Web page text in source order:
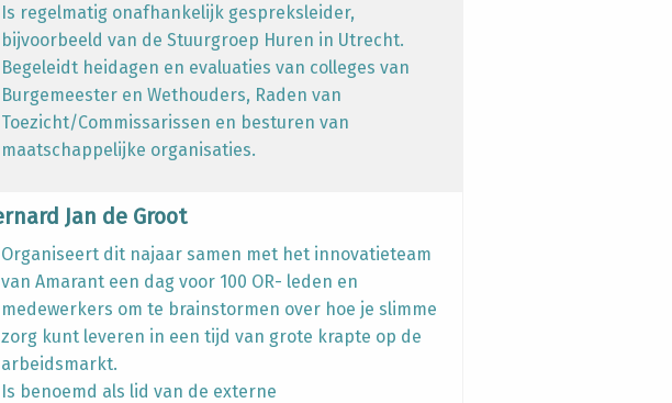
Is regelmatig onafhankelijk gespreksleider,
bijvoorbeeld van de Stuurgroep Huren in Utrecht.
Begeleidt heidagen en evaluaties van colleges van
Burgemeester en Wethouders, Raden van
Toezicht/Commissarissen en besturen van
maatschappelijke organisaties.
Jan de Groot
Organiseert dit najaar samen met het innovatieteam
van Amarant een dag voor 100 OR- leden en
medewerkers om te brainstormen over hoe je slimme
zorg kunt leveren in een tijd van grote krapte op de
arbeidsmarkt.
Is benoemd als lid van de externe